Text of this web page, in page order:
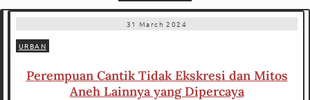
31 March 2024
URBAN
Perempuan Cantik Tidak Ekskresi dan Mitos
Aneh Lainnya yang Dipercaya